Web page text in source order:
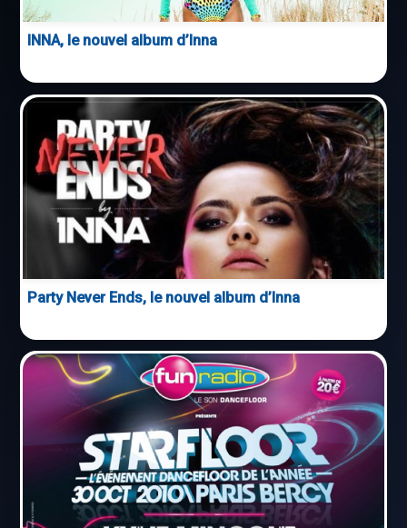
INNA, le nouvel album d’Inna
Party Never Ends, le nouvel album d’Inna